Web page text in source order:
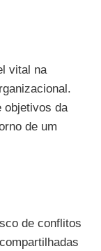
vital na
objetivos da
de um
de conflitos